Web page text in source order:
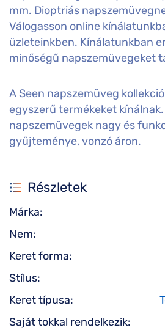
mm. Dioptriás
Válogasson online
üzleteinkben. Kínálatunkban
minőségű napszemüvegeket
A Seen napszemüveg
egyszerű termékeket
napszemüvegek nagy és
gyűjteménye, vonzó áron.
Részletek
Márka:
Nem:
Keret forma:
Stílus:
Keret típusa:
Saját tokkal rendelkezik: